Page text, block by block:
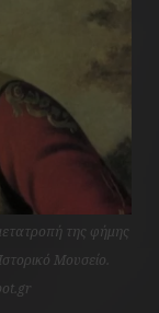
της φήμης
Μουσείο.